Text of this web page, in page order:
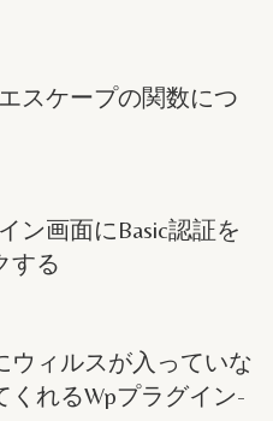
スケープの関数につ
ン画面にBasic認証を
する
ウィルスが入っていな
くれるWpプラグイン-